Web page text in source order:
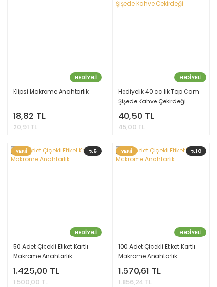
HEDİYELİ
Klipsi Makrome Anahtarlık
18,82 TL
20,91 TL
HEDİYELİ
Hediyelik 40 cc lik Top Cam
Şişede Kahve Çekirdeği
40,50 TL
45,00 TL
%5
YENİ
HEDİYELİ
50 Adet Çiçekli Etiket Kartlı
Makrome Anahtarlık
1.425,00 TL
1.500,00 TL
%10
YENİ
HEDİYELİ
100 Adet Çiçekli Etiket Kartlı
Makrome Anahtarlık
1.670,61 TL
1.856,24 TL